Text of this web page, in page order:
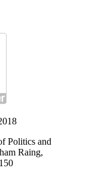
Politics and
Raing,